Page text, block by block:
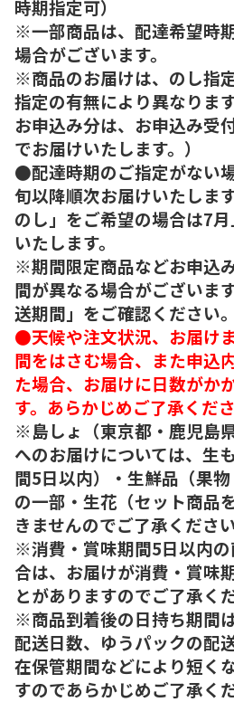
時期指定可）
※一部商品は、配達希望時
場合がございます。
※商品のお届けは、のし指
指定の有無により異なりま
お申込み分は、お申込み受
でお届けいたします。）
●配達時期のご指定がない
旬以降順次お届けいたしま
のし」をご希望の場合は7
いたします。
※期間限定商品などお申込
間が異なる場合がございま
送期間」をご確認ください。
●天候や注文状況、お届け
間をはさむ場合、また申込
た場合、お届けに日数がか
す。あらかじめご了承くださ
※島しょ（東京都・鹿児島
へのお届けについては、生
間5日以内）・生鮮品（果物
の一部・生花（セット商品
きませんのでご了承ください
※消費・賞味期間5日以内
合は、お届けが消費・賞味
とがありますのでご了承く
※商品到着後の日持ち期間
配送日数、ゆうパックの配
在保管期間などにより短く
すのであらかじめご了承く